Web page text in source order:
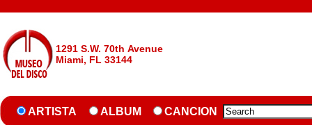
1291 S.W. 70th Avenue
Miami, FL 33144
ARTISTA ALBUM CANCION